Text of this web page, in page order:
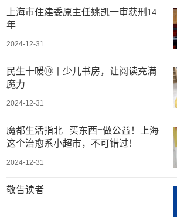
上海市住建委原主任姚凯一审获刑14
年
2024-12-31
民生十暖⑩丨少儿书房，让阅读充满
魔力
2024-12-31
魔都生活指北 | 买东西=做公益！上海
这个治愈系小超市，不可错过！
2024-12-31
敬告读者